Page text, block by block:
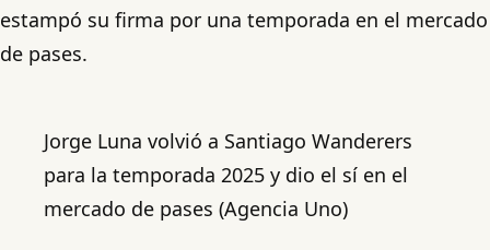
estampó su firma por una temporada en el mercado
de pases.
Jorge Luna volvió a Santiago Wanderers
para la temporada 2025 y dio el sí en el
mercado de pases (Agencia Uno)